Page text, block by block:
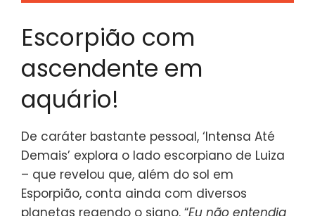
Escorpião com
ascendente em
aquário!
De caráter bastante pessoal, ‘Intensa Até
Demais’ explora o lado escorpiano de Luiza
– que revelou que, além do sol em
Esporpião, conta ainda com diversos
planetas regendo o signo. “Eu não entendia